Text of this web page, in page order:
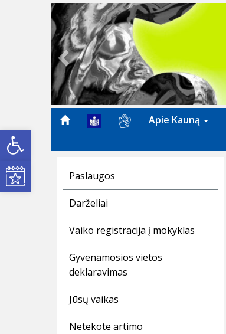
Open toolbar
Kultūros renginiai
Previous
Apie Kauną
Paslaugos
Darželiai
Vaiko registracija į mokyklas
Gyvenamosios vietos
deklaravimas
Jūsų vaikas
Netekote artimo